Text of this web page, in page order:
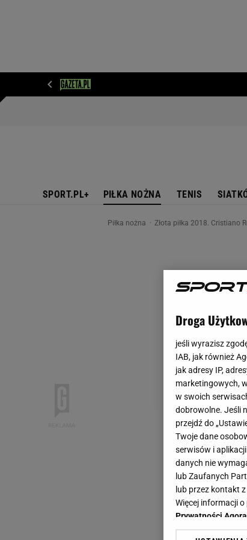
SPORT.PL+ PIŁKA NOŻNA TENIS
Piłka nożna Złota piłka 2018. Cristiano
Droga
jeśli wyrazisz
IAB, jak również
jak adresy IP,
marketingowych,
w swoich
dobrowolne. Jeśli
przejdź do
Twoje dane
serwisów i
danych nie
lub Zaufanych
lub przez kontakt
Więcej informacji
Prywatności Agora